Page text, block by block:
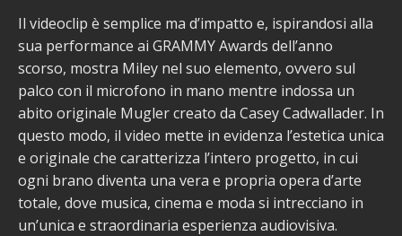
Il videoclip è semplice ma d’impatto e, ispirandosi alla
sua performance ai GRAMMY Awards dell’anno
scorso, mostra Miley nel suo elemento, ovvero sul
palco con il microfono in mano mentre indossa un
abito originale Mugler creato da Casey Cadwallader. In
questo modo, il video mette in evidenza l’estetica unica
e originale che caratterizza l’intero progetto, in cui
ogni brano diventa una vera e propria opera d’arte
totale, dove musica, cinema e moda si intrecciano in
un’unica e straordinaria esperienza audiovisiva.